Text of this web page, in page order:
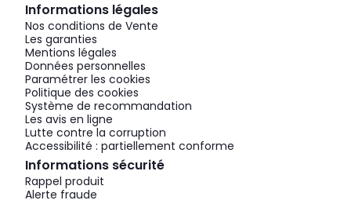
Informations légales
Nos conditions de Vente
Les garanties
Mentions légales
Données personnelles
Paramétrer les cookies
Politique des cookies
Système de recommandation
Les avis en ligne
Lutte contre la corruption
Accessibilité : partiellement conforme
Informations sécurité
Rappel produit
Alerte fraude